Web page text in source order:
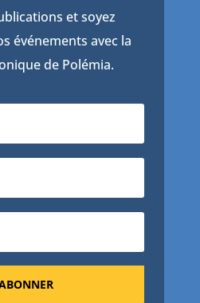
et soyez
événements avec la
de Polémia.